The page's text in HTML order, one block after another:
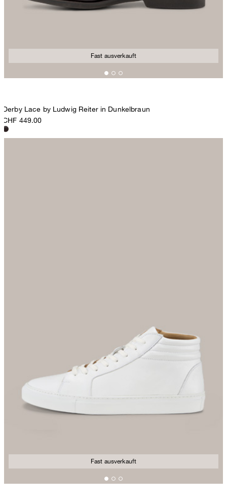
Fast ausverkauft
Derby Lace by Ludwig Reiter in Dunkelbraun
CHF 449.00
Fast ausverkauft